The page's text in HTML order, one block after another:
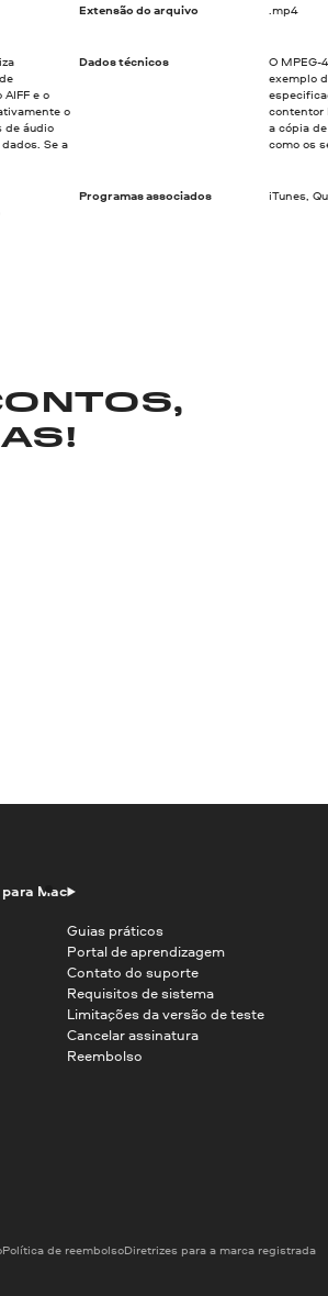
e o
o
de áudio
Se a
Extensão do arquivo .mp4
Dados técnicos
O MPEG-
exemplo
contentor
a cópia
como os
Programas associados iTunes,
Mac
Guias práticos
Portal de aprendizagem
Contato do suporte
Requisitos de sistema
Limitações da versão de teste
Cancelar assinatura
Reembolso
Política de reembolsoDiretrizes para a marca registrada